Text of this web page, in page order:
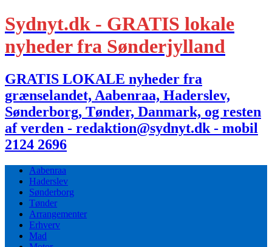
Sydnyt.dk - GRATIS lokale
nyheder fra Sønderjylland
GRATIS LOKALE nyheder fra
grænselandet, Aabenraa, Haderslev,
Sønderborg, Tønder, Danmark, og resten
af verden - redaktion@sydnyt.dk - mobil
2124 2696
Aabenraa
Haderslev
Sønderborg
Tønder
Arrangementer
Erhverv
Mad